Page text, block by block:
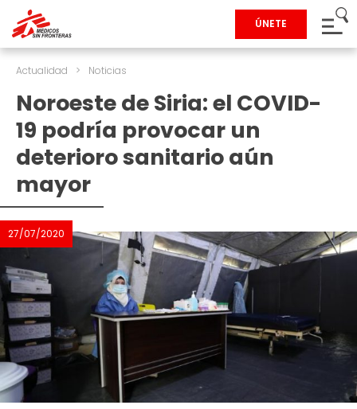
ÚNETE
Actualidad > Noticias
Noroeste de Siria: el COVID-
19 podría provocar un
deterioro sanitario aún
mayor
27/07/2020